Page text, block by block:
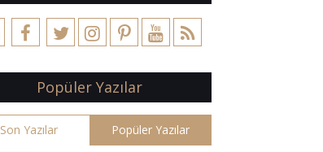
Popüler Yazılar
Son Yazılar Popüler Yazılar